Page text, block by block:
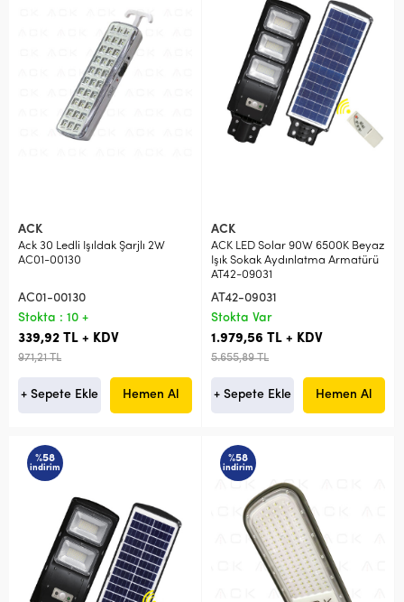
ACK
Ack 30 Ledli Işıldak Şarjlı 2W
AC01-00130
AC01-00130
Stokta : 10 +
339,92 TL + KDV
971,21 TL
+ Sepete Ekle Hemen Al
ACK
ACK LED Solar 90W 6500K Beyaz
Işık Sokak Aydınlatma Armatürü
AT42-09031
AT42-09031
Stokta Var
1.979,56 TL + KDV
5.655,89 TL
+ Sepete Ekle Hemen Al
%58
indirim
%58
indirim